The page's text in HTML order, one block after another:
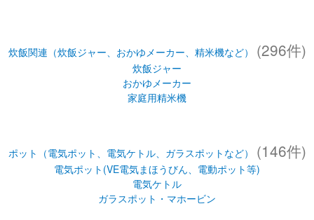
炊飯関連（炊飯ジャー、おかゆメーカー、精米機など） (296件)
炊飯ジャー
おかゆメーカー
家庭用精米機
ポット（電気ポット、電気ケトル、ガラスポットなど） (146件)
電気ポット(VE電気まほうびん、電動ポット等)
電気ケトル
ガラスポット・マホービン